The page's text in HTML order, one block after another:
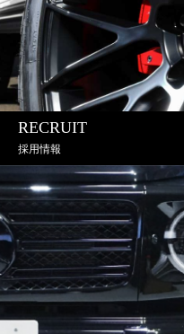
RECRUIT
採用情報